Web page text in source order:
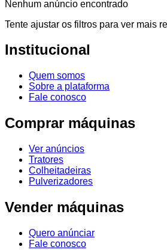
Nenhum anúncio encontrado
Tente ajustar os filtros para ver mais
Institucional
Quem somos
Sobre a plataforma
Fale conosco
Comprar máquinas
Ver anúncios
Tratores
Colheitadeiras
Pulverizadores
Vender máquinas
Quero anúnciar
Fale conosco